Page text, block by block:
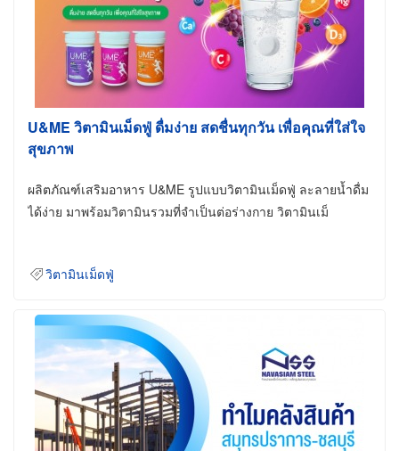
U&ME วิตามินเม็ดฟู่ ดื่มง่าย สดชื่นทุกวัน เพื่อคุณที่ใส่ใจ
สุขภาพ
ผลิตภัณฑ์เสริมอาหาร U&ME รูปแบบวิตามินเม็ดฟู่ ละลายน้ำดื่ม
ได้ง่าย มาพร้อมวิตามินรวมที่จำเป็นต่อร่างกาย วิตามินเม็
วิตามินเม็ดฟู่